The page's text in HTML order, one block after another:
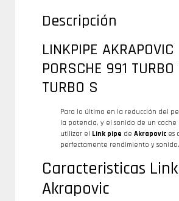
Descripción
LINKPIPE AKRAPOVIC
PORSCHE 991 TURBO
TURBO S
Para lo último en la reducción del
la potencia, y el sonido de un coche
utilizar el Link pipe de Akrapovic es
perfectamente rendimiento y sonido.
Caracteristicas
Akrapovic